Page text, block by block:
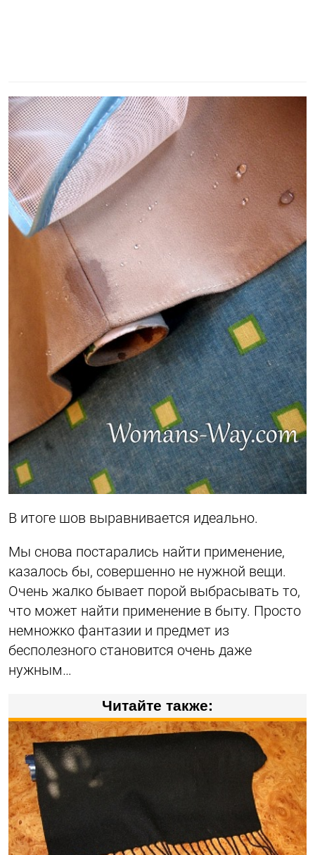
В итоге шов выравнивается идеально.
Мы снова постарались найти применение,
казалось бы, совершенно не нужной вещи.
Очень жалко бывает порой выбрасывать то,
что может найти применение в быту. Просто
немножко фантазии и предмет из
бесполезного становится очень даже
нужным…
Читайте также: